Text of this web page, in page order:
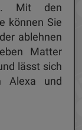
Mit den
können Sie
ablehnen
Matter
lässt sich
Alexa und